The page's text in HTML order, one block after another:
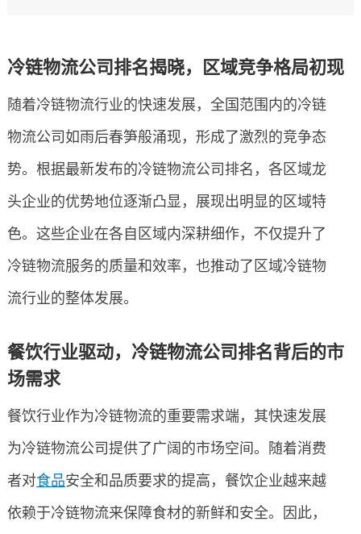
冷链物流公司排名揭晓，区域竞争格局初现
随着冷链物流行业的快速发展，全国范围内的冷链
物流公司如雨后春笋般涌现，形成了激烈的竞争态
势。根据最新发布的冷链物流公司排名，各区域龙
头企业的优势地位逐渐凸显，展现出明显的区域特
色。这些企业在各自区域内深耕细作，不仅提升了
冷链物流服务的质量和效率，也推动了区域冷链物
流行业的整体发展。
餐饮行业驱动，冷链物流公司排名背后的市
场需求
餐饮行业作为冷链物流的重要需求端，其快速发展
为冷链物流公司提供了广阔的市场空间。随着消费
者对食品安全和品质要求的提高，餐饮企业越来越
依赖于冷链物流来保障食材的新鲜和安全。因此，